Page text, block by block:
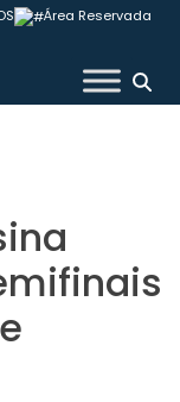
Área Reservada